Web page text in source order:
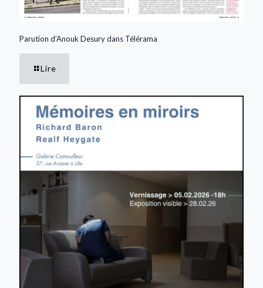
Parution d’Anouk Desury dans Télérama
Lire